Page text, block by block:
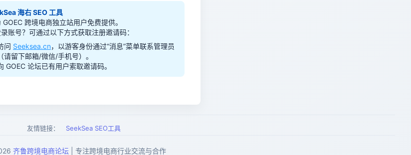
海右 SEO 工具
GOEC 跨境电商独立站用户免费提供。
账号？可通过以下方式获取注册邀请码：
问 Seeksea.cn，以游客身份通过“消息”菜单联系管理员
（请留下邮箱/微信/手机号）。
GOEC 论坛已有用户索取邀请码。
友情链接： SeekSea SEO工具
齐鲁跨境电商论坛 | 专注跨境电商行业交流与合作